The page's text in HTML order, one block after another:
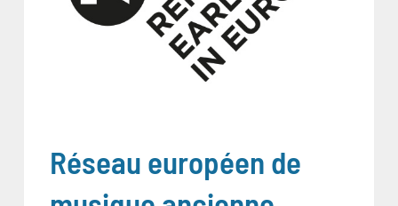
Réseau européen de